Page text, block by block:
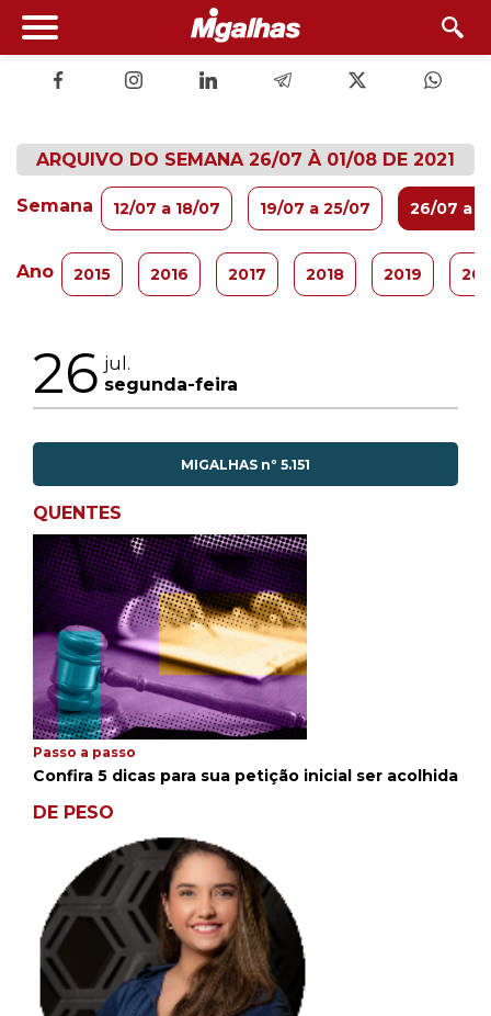
ARQUIVO DO SEMANA 26/07 À 01/08 DE 2021
Semana 12/07 a 18/07 19/07 a 25/07 26/07 a
Ano 2015 2016 2017 2018 2019
26 jul.
segunda-feira
MIGALHAS nº 5.151
QUENTES
Passo a passo
Confira 5 dicas para sua petição inicial ser acolhida
DE PESO